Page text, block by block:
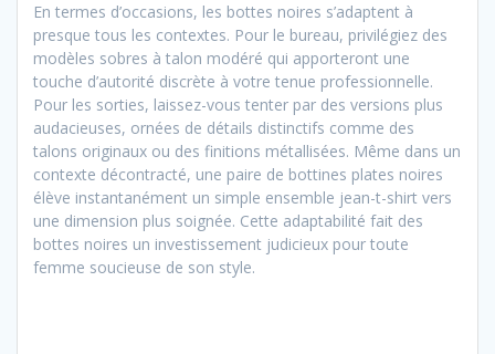
En termes d’occasions, les bottes noires s’adaptent à
presque tous les contextes. Pour le bureau, privilégiez des
modèles sobres à talon modéré qui apporteront une
touche d’autorité discrète à votre tenue professionnelle.
Pour les sorties, laissez-vous tenter par des versions plus
audacieuses, ornées de détails distinctifs comme des
talons originaux ou des finitions métallisées. Même dans un
contexte décontracté, une paire de bottines plates noires
élève instantanément un simple ensemble jean-t-shirt vers
une dimension plus soignée. Cette adaptabilité fait des
bottes noires un investissement judicieux pour toute
femme soucieuse de son style.